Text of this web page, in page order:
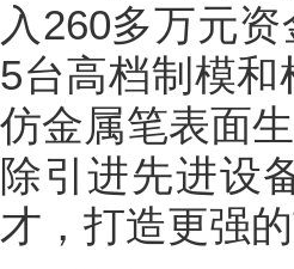
入260多万元
5台高档制模
仿金属笔表面
除引进先进设
才，打造更强